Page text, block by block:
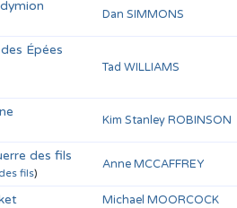
Dan SIMMONS
Épées
Tad WILLIAMS
Kim Stanley ROBINSON
des fils
fils)
Anne MCCAFFREY
Michael MOORCOCK